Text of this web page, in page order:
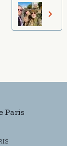
Paris